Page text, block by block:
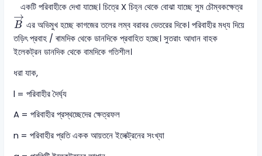
একটি পরিবাহীকে দেখা যাচ্ছে। চিত্রে X চিহ্ন থেকে বোঝা যাচ্ছে সুম চৌম্বকক্ষেত্র
→
B
B→
এর অভিমুখ হচ্ছে কাগজের তলের লম্ব বরাবর ভেতরের দিকে। পরিবাহীর মধ্য দিয়ে
তড়িৎ প্রবাহ / ৰামদিক থেকে ডানদিকে প্রবাহিত হচ্ছে। সুতরাং আধান বাহক
ইলেকট্রন ডানদিক থেকে বামদিকে গতিশীল।
ধরা যাক,
l = পরিবাহীর দৈর্ঘ্য
A = পরিবাহীর প্রস্থচ্ছেদের ক্ষেত্রফল
n = পরিবাহীর প্রতি একক আয়তনে ইলেক্ট্রনের সংখ্যা